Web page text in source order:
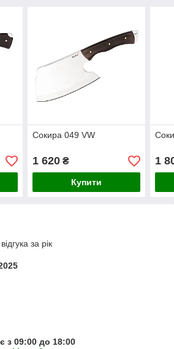
Сокира 049 VW
1 620₴
Купити
1
за рік
з 09:00 до 18:00